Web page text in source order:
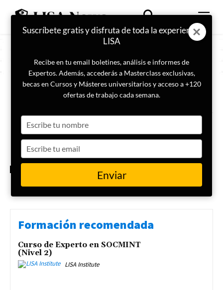
ETIQUETA
comportamiento violento
Neurocriminología: qué es,
para qué sirve y los dilemas
éticos que plantea
Formación recomendada
Curso de Experto en SOCMINT
(Nivel 2)
LISA Institute
Suscríbete gratis y disfruta de toda la experiencia
LISA
Recibe en tu email boletines, análisis e informes de
Expertos. Además, accederás a Masterclass exclusivas,
becas en Cursos y Másteres universitarios y acceso a +120
ofertas de trabajo cada semana.
your
name
your
email
Enviar